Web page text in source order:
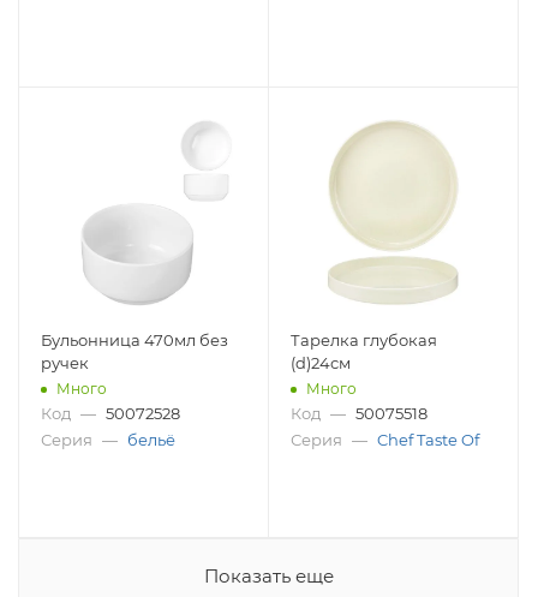
Бульонница 470мл без
ручек
Много
Код — 50072528
Серия — бельё
Тарелка глубокая
(d)24см
Много
Код — 50075518
Серия — Chef Taste Of
Показать еще